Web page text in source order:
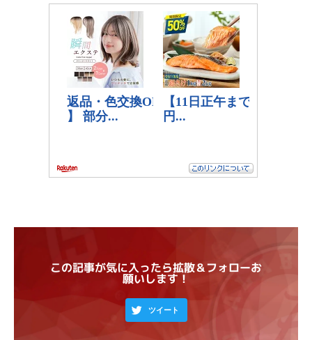
この記事が気に入ったら拡散＆フォローお
願いします！
ツイート